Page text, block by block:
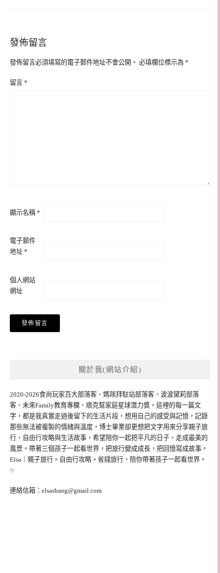
發佈留言
發佈留言必須填寫的電子郵件地址不會公開。 必填欄位標示為 *
留言 *
顯示名稱 *
電子郵件
地址 *
個人網站
網址
關於我(網站介紹)
2020-2026食尚玩家百大部落客、媽咪拜駐站部落客、波波黛莉部落
客、未來Family教育專欄、痞克幫家庭星球潛力獎，這裡的每一篇文
字，都是我真實走過後留下的生活片段，想用自己的感受與記憶，記錄
那些無法被複製的情緒與溫度，博士畢業卻更想把文字用來分享親子旅
行、自由行攻略與生活故事，希望陪你一起把平凡的日子，走成最美的
風景。帶著三個孩子一起看世界，把旅行變成成長，把回憶寫成故事。
Elsa｜親子旅行 × 自由行攻略 × 省錢旅行，陪你帶著孩子一起看世界。
✨
連絡信箱： elsashang@gmail.com